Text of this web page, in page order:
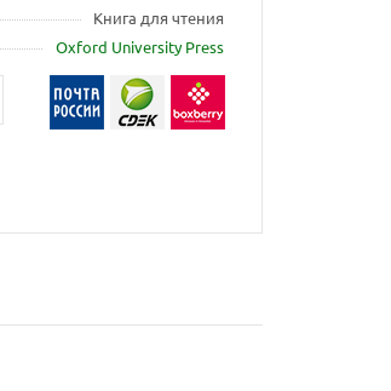
Книга для чтения
Oxford University Press